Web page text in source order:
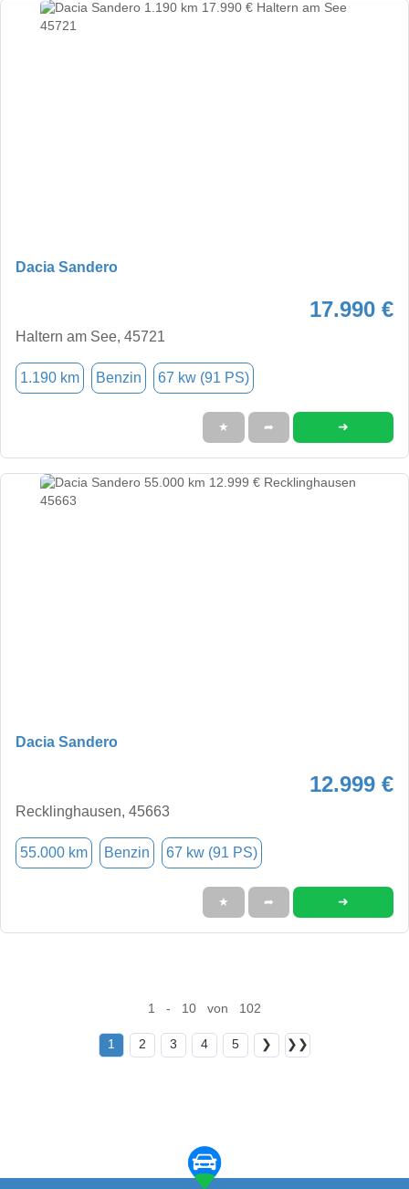
Dacia Sandero
17.990 €
Haltern am See, 45721
1.190 km Benzin 67 kw (91 PS)
★ ➦ ➜
Dacia Sandero
12.999 €
Recklinghausen, 45663
55.000 km Benzin 67 kw (91 PS)
★ ➦ ➜
1 - 10 von 102
1 2 3 4 5 ❯ ❯❯